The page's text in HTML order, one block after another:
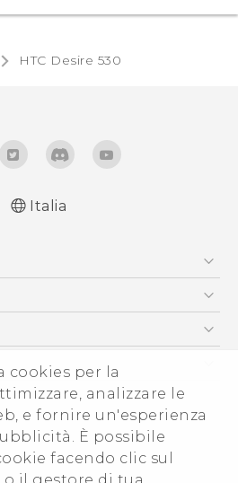
cookies per la
analizzare le
e fornire un'esperienza
È possibile
facendo clic sul
HTC Desire 530‎
- User manual
Italia